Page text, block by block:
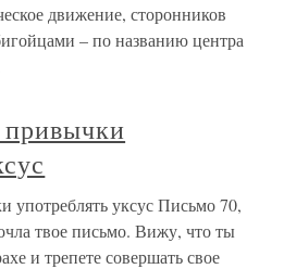
движение, сторонников
– по названию центра
привычки
употреблять уксус Письмо 70,
твое письмо. Вижу, что ты
и трепете совершать свое